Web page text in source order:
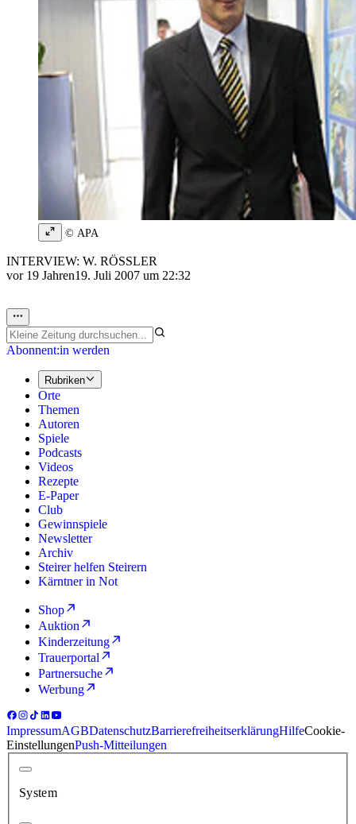
© APA
INTERVIEW: W. RÖSSLER
vor 19 Jahren19. Juli 2007 um 22:32
Abonnent:in werden
Rubriken
Orte
Themen
Autoren
Spiele
Podcasts
Videos
Rezepte
E-Paper
Club
Gewinnspiele
Newsletter
Archiv
Steirer helfen Steirern
Kärntner in Not
Shop
Auktion
Kinderzeitung
Trauerportal
Partnersuche
Werbung
ImpressumAGBDatenschutzBarrierefreiheitserklärungHilfeCookie-
EinstellungenPush-Mitteilungen
System